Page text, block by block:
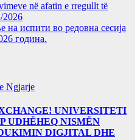
në afatin e rregullt të
2026
испити во редовна сесија
година.
Ngjarje
UNIVERSITETI
UDHËHEQ NISMËN
DIGJITAL DHE